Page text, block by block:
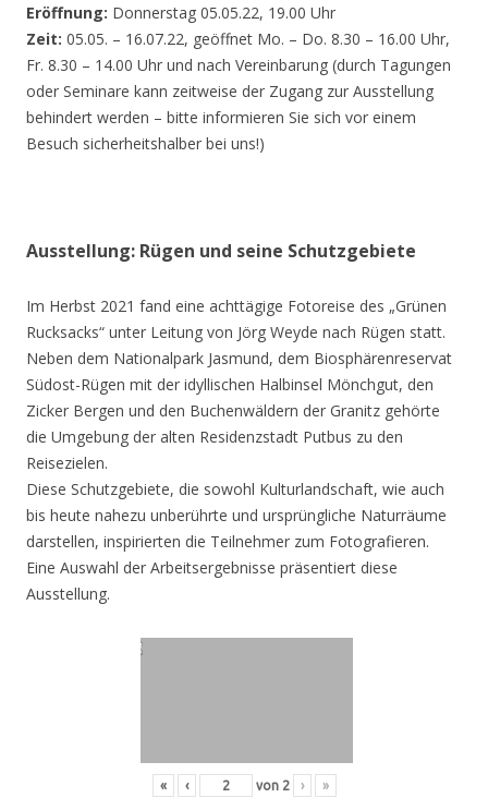
Eröffnung: Donnerstag 05.05.22, 19.00 Uhr
Zeit: 05.05. – 16.07.22, geöffnet Mo. – Do. 8.30 – 16.00 Uhr,
Fr. 8.30 – 14.00 Uhr und nach Vereinbarung (durch Tagungen
oder Seminare kann zeitweise der Zugang zur Ausstellung
behindert werden – bitte informieren Sie sich vor einem
Besuch sicherheitshalber bei uns!)
Ausstellung: Rügen und seine Schutzgebiete
Im Herbst 2021 fand eine achttägige Fotoreise des „Grünen
Rucksacks“ unter Leitung von Jörg Weyde nach Rügen statt.
Neben dem Nationalpark Jasmund, dem Biosphärenreservat
Südost-Rügen mit der idyllischen Halbinsel Mönchgut, den
Zicker Bergen und den Buchenwäldern der Granitz gehörte
die Umgebung der alten Residenzstadt Putbus zu den
Reisezielen.
Diese Schutzgebiete, die sowohl Kulturlandschaft, wie auch
bis heute nahezu unberührte und ursprüngliche Naturräume
darstellen, inspirierten die Teilnehmer zum Fotografieren.
Eine Auswahl der Arbeitsergebnisse präsentiert diese
Ausstellung.
« ‹ von 2 › »